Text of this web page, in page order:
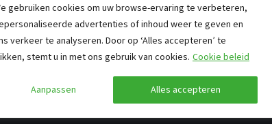
gebruiken cookies om uw browse-ervaring te verbeteren,
advertenties of inhoud weer te geven en
verkeer te analyseren. Door op ‘Alles accepteren’ te
stemt u in met ons gebruik van cookies. Cookie beleid
Aanpassen Alles accepteren